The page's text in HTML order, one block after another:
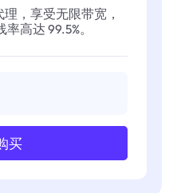
，享受无限带宽，
高达 99.5%。
买